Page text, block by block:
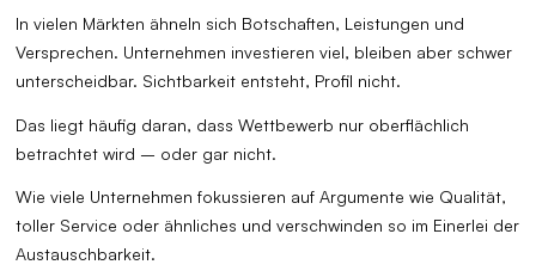
In vielen Märkten ähneln sich Botschaften, Leistungen und
Versprechen. Unternehmen investieren viel, bleiben aber schwer
unterscheidbar. Sichtbarkeit entsteht, Profil nicht.
Das liegt häufig daran, dass Wettbewerb nur oberflächlich
betrachtet wird – oder gar nicht.
Wie viele Unternehmen fokussieren auf Argumente wie Qualität,
toller Service oder ähnliches und verschwinden so im Einerlei der
Austauschbarkeit.